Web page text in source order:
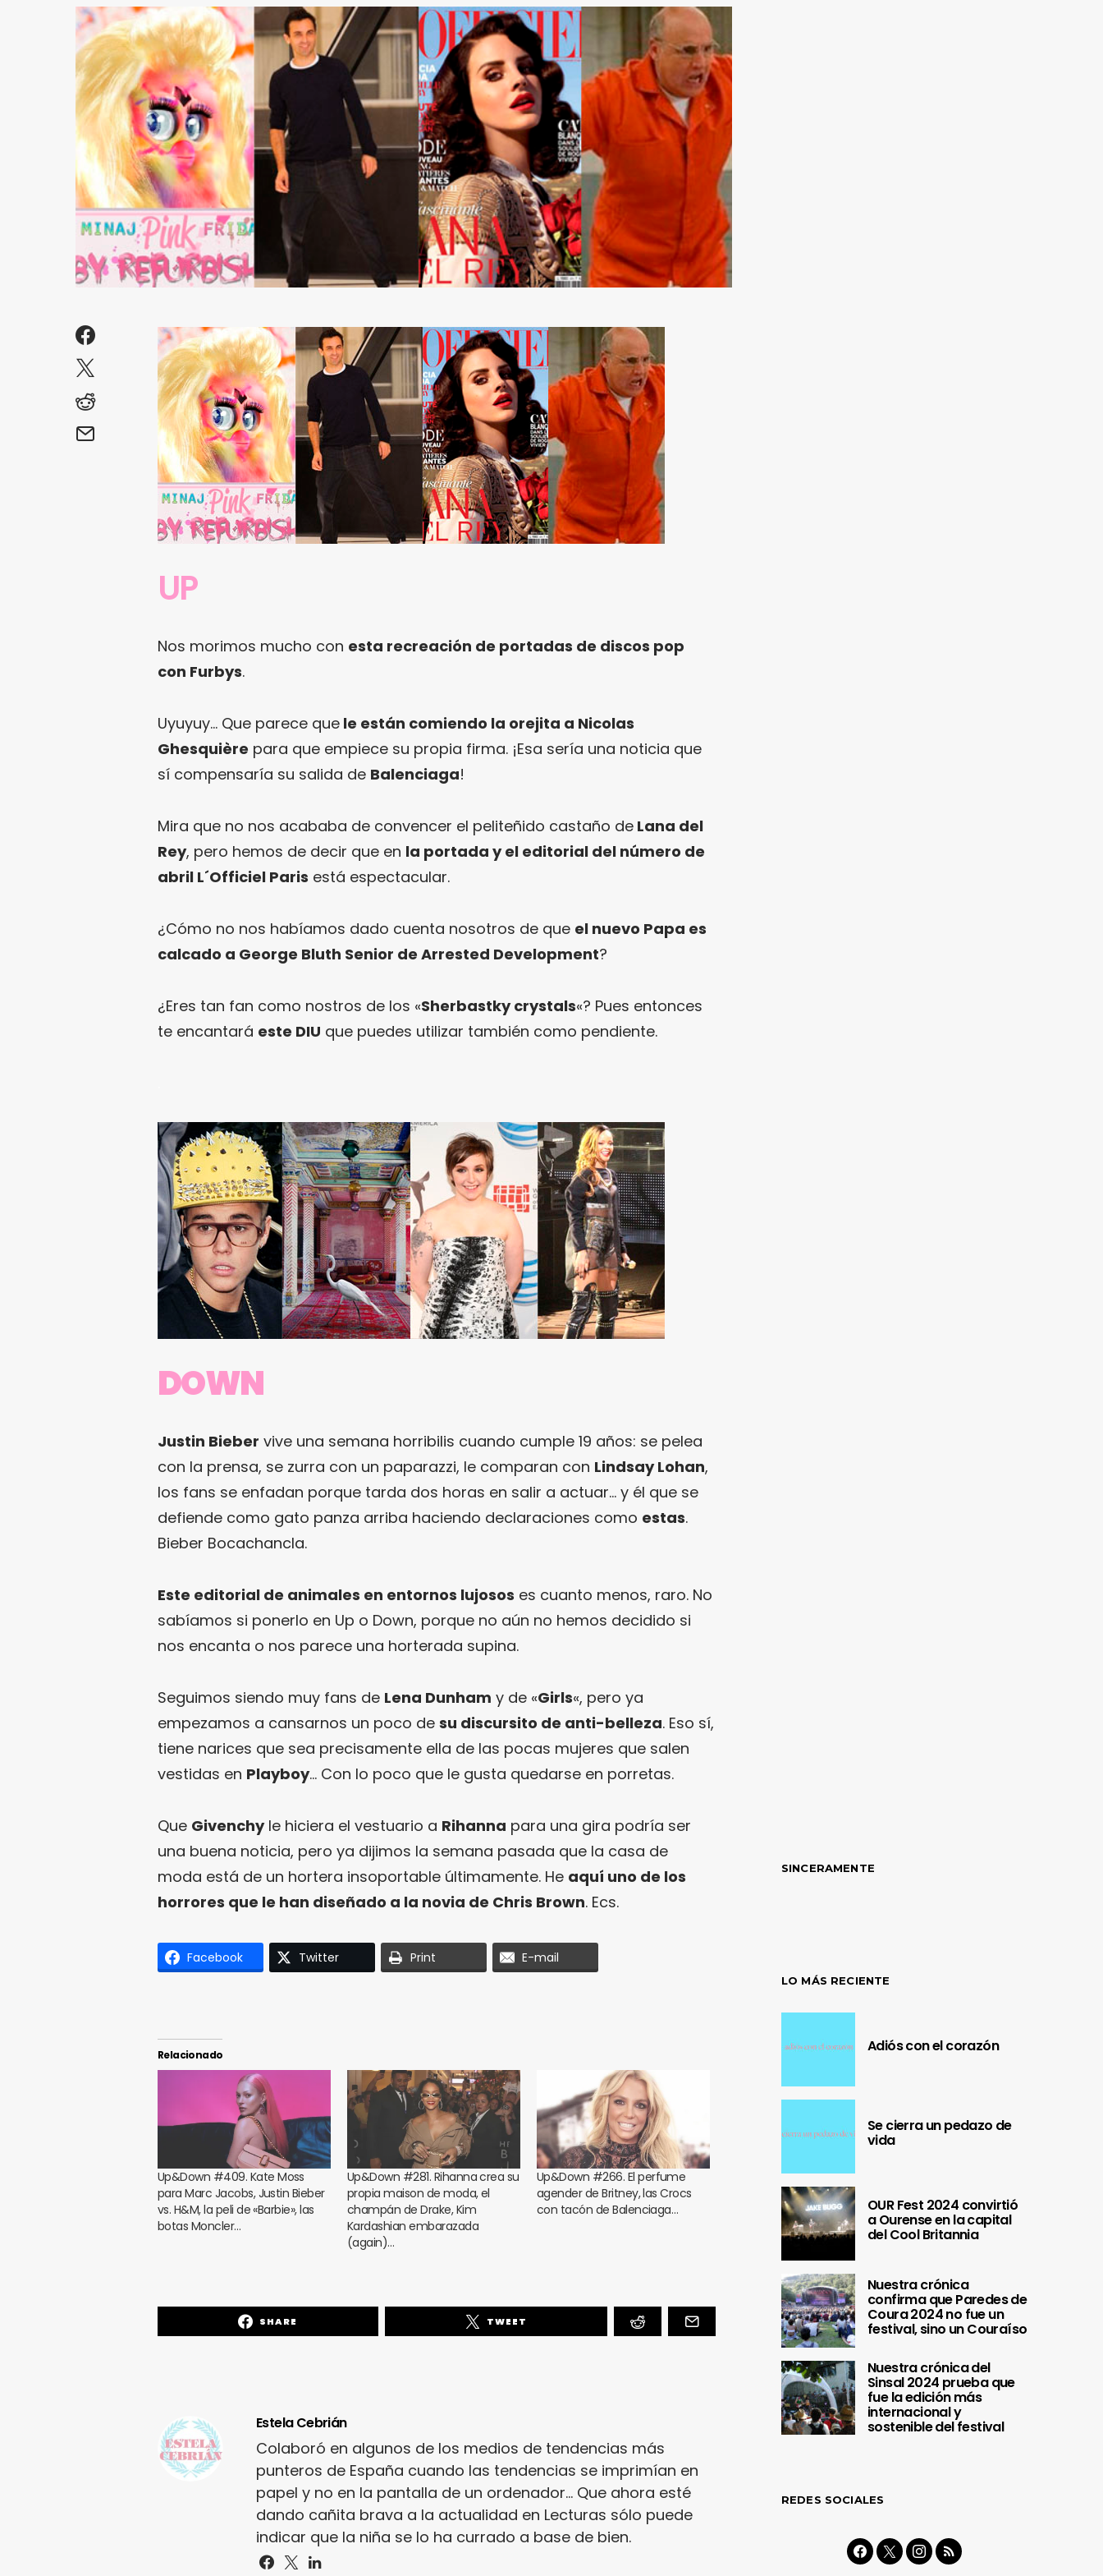
UP
Nos morimos mucho con esta recreación de portadas de discos pop
con Furbys.
Uyuyuy… Que parece que le están comiendo la orejita a Nicolas
Ghesquière para que empiece su propia firma. ¡Esa sería una noticia que
sí compensaría su salida de Balenciaga!
Mira que no nos acababa de convencer el peliteñido castaño de Lana del
Rey, pero hemos de decir que en la portada y el editorial del número de
abril L´Officiel Paris está espectacular.
¿Cómo no nos habíamos dado cuenta nosotros de que el nuevo Papa es
calcado a George Bluth Senior de Arrested Development?
¿Eres tan fan como nostros de los «Sherbastky crystals«? Pues entonces
te encantará este DIU que puedes utilizar también como pendiente.
DOWN
Justin Bieber vive una semana horribilis cuando cumple 19 años: se pelea
con la prensa, se zurra con un paparazzi, le comparan con Lindsay Lohan,
los fans se enfadan porque tarda dos horas en salir a actuar… y él que se
defiende como gato panza arriba haciendo declaraciones como estas.
Bieber Bocachancla.
Este editorial de animales en entornos lujosos es cuanto menos, raro. No
sabíamos si ponerlo en Up o Down, porque no aún no hemos decidido si
nos encanta o nos parece una horterada supina.
Seguimos siendo muy fans de Lena Dunham y de «Girls«, pero ya
empezamos a cansarnos un poco de su discursito de anti-belleza. Eso sí,
tiene narices que sea precisamente ella de las pocas mujeres que salen
vestidas en Playboy… Con lo poco que le gusta quedarse en porretas.
Que Givenchyle hiciera el vestuario a Rihanna para una gira podría ser
una buena noticia, pero ya dijimos la semana pasada que la casa de
moda está de un hortera insoportable últimamente. He aquí uno de los
horrores que le han diseñado a la novia de Chris Brown. Ecs.
Facebook Twitter Print E-mail
Relacionado
Up&Down #409. Kate Moss
para Marc Jacobs, Justin Bieber
vs. H&M, la peli de «Barbie», las
botas Moncler…
Up&Down #281. Rihanna crea su
propia maison de moda, el
champán de Drake, Kim
Kardashian embarazada
(again)…
Up&Down #266. El perfume
agender de Britney, las Crocs
con tacón de Balenciaga…
SHARE TWEET
Estela Cebrián
Colaboró en algunos de los medios de tendencias más
punteros de España cuando las tendencias se imprimían en
papel y no en la pantalla de un ordenador... Que ahora esté
dando cañita brava a la actualidad en Lecturas sólo puede
indicar que la niña se lo ha currado a base de bien.
SINCERAMENTE
LO MÁS RECIENTE
Adiós con el corazón
Se cierra un pedazo de
vida
OUR Fest 2024 convirtió
a Ourense en la capital
del Cool Britannia
Nuestra crónica
confirma que Paredes de
Coura 2024 no fue un
festival, sino un Couraíso
Nuestra crónica del
Sinsal 2024 prueba que
fue la edición más
internacional y
sostenible del festival
REDES SOCIALES